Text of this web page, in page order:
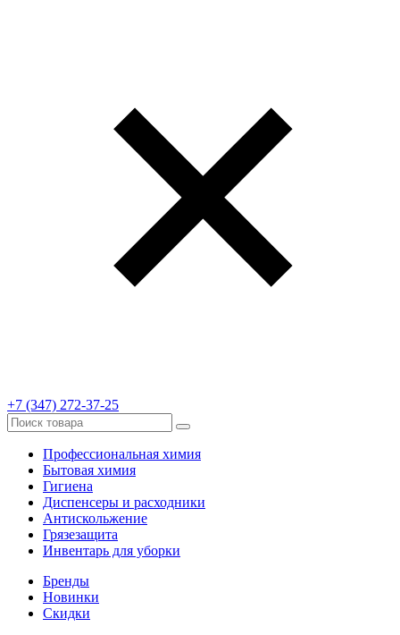
+7 (347) 272-37-25
Профессиональная химия
Бытовая химия
Гигиена
Диспенсеры и расходники
Антискольжение
Грязезащита
Инвентарь для уборки
Бренды
Новинки
Скидки